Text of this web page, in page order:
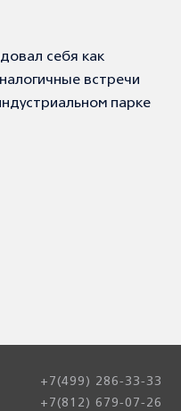
себя как
встречи
парке
+7(499) 286-33-33
+7(812) 679-07-26